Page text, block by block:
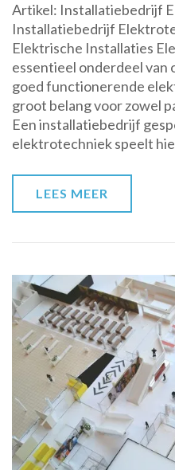
voor
Artikel: Installatiebedrijf
Installatiebedrijf
Elektrische Installaties
essentieel onderdeel van
goed functionerende
groot belang voor zowel
Een installatiebedrijf
elektrotechniek speelt
LEES MEER